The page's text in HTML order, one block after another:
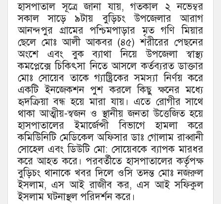
হাসপাতাল সূত্রে জানা যায়, গতকাল ২ নভেম্বর
সকাল সাড়ে ৯টায় বুড়িচং উপজেলার আরাগ
আনন্দপুর গ্রামের পশ্চিমপাড়ার মৃত গণি মিয়ার
ছেলে মোঃ আলী আকবর (৪৫) শরীরের পেছনের
অংশে এবং বুক ব্যাথা নিয়ে উপজেলা স্বাস্থ্য
কমপ্লেক্সে চিকিৎসা নিতে আসলে কর্তব্যরত ডাক্তার
মোঃ সোয়েব তাকে গ্যাষ্ট্রিকের সমস্যা নির্ণয় করে
একটি ইনজেকশন পুশ করলে কিছু ক্ষনের মধ্যে
হৃদক্রিয়া বন্ধ হয়ে মারা যায়। এতে রোগীর সাথে
থাকা আত্মীয়-স্বজন ও স্থানীয় জনতা উত্তেজিত হয়ে
হাসপাতালের ইমার্জেন্সী বিভাগে হামলা করে
কমিউিনিটি মেডিকেল অফিসার ডাঃ গোলাম রাব্বানী
সোহেল এবং ডিউটি মো: সোয়েবকে ব্যাপক মারধর
করে আহত করে। পরবর্তীতে হাসপাতালের কর্তৃপক্ষ
বুড়িচং থানাকে খবর দিলে ওসি তদন্ত মোঃ নজরুল
ইসলাম, এস আই রাজীব কর, এস আই সফিকুল
ইসলাম ঘটনাস্থল পরিদর্শন করে।